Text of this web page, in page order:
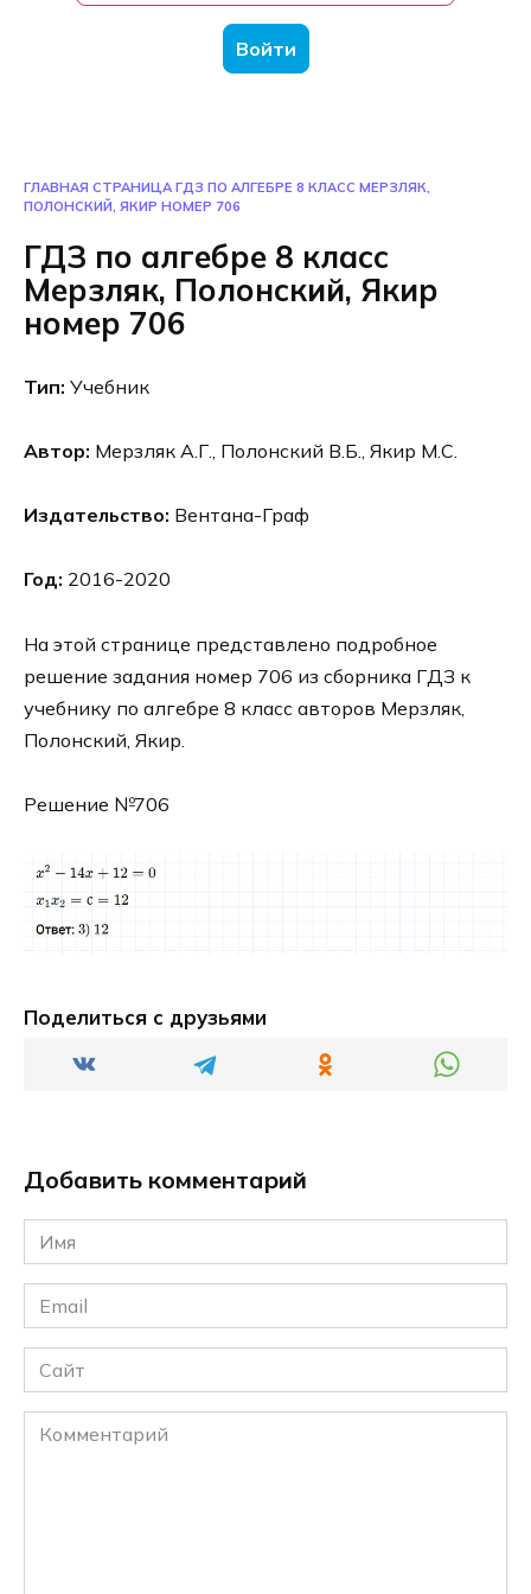
Войти
ГЛАВНАЯ СТРАНИЦА ГДЗ ПО АЛГЕБРЕ 8 КЛАСС МЕРЗЛЯК,
ПОЛОНСКИЙ, ЯКИР НОМЕР 706
ГДЗ по алгебре 8 класс
Мерзляк, Полонский, Якир
номер 706
Тип: Учебник
Автор: Мерзляк А.Г., Полонский В.Б., Якир М.С.
Издательство: Вентана-Граф
Год: 2016-2020
На этой странице представлено подробное
решение задания номер 706 из сборника ГДЗ к
учебнику по алгебре 8 класс авторов Мерзляк,
Полонский, Якир.
Решение №706
Поделиться с друзьями
Добавить комментарий
Имя
*
Email
*
Сайт
Комментарий